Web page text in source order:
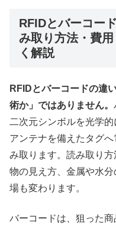
RFIDとバーコー
み取り方法・費
く解説
RFIDとバーコードの違
術か」ではありません。
二次元シンボルを光学
アンテナを備えたタグ
み取ります。読み取り
物の見え方、金属や水
場も変わります。
バーコードは、狙った